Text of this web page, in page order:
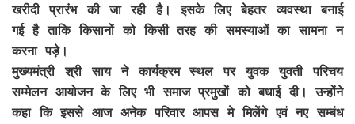
खरीदी प्रारंभ की जा रही है। इसके लिए बेहतर व्यवस्था बनाई
गई है ताकि किसानों को किसी तरह की समस्याओं का सामना न
करना पड़े।
मुख्यमंत्री श्री साय ने कार्यक्रम स्थल पर युवक युवती परिचय
सम्मेलन आयोजन के लिए भी समाज प्रमुखों को बधाई दी। उन्होंने
कहा कि इससे आज अनेक परिवार आपस मे मिलेंगे एवं नए सम्बंध